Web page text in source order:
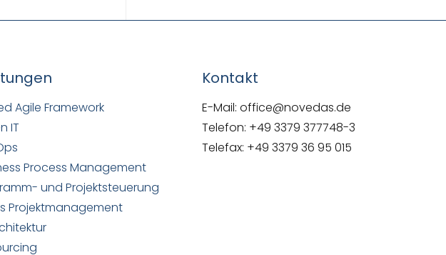
Agile Framework
IT
Process Management
und Projektsteuerung
Projektmanagement
Kontakt
E-Mail: office@novedas.de
Telefon: +49 3379 377748-3
Telefax: +49 3379 36 95 015